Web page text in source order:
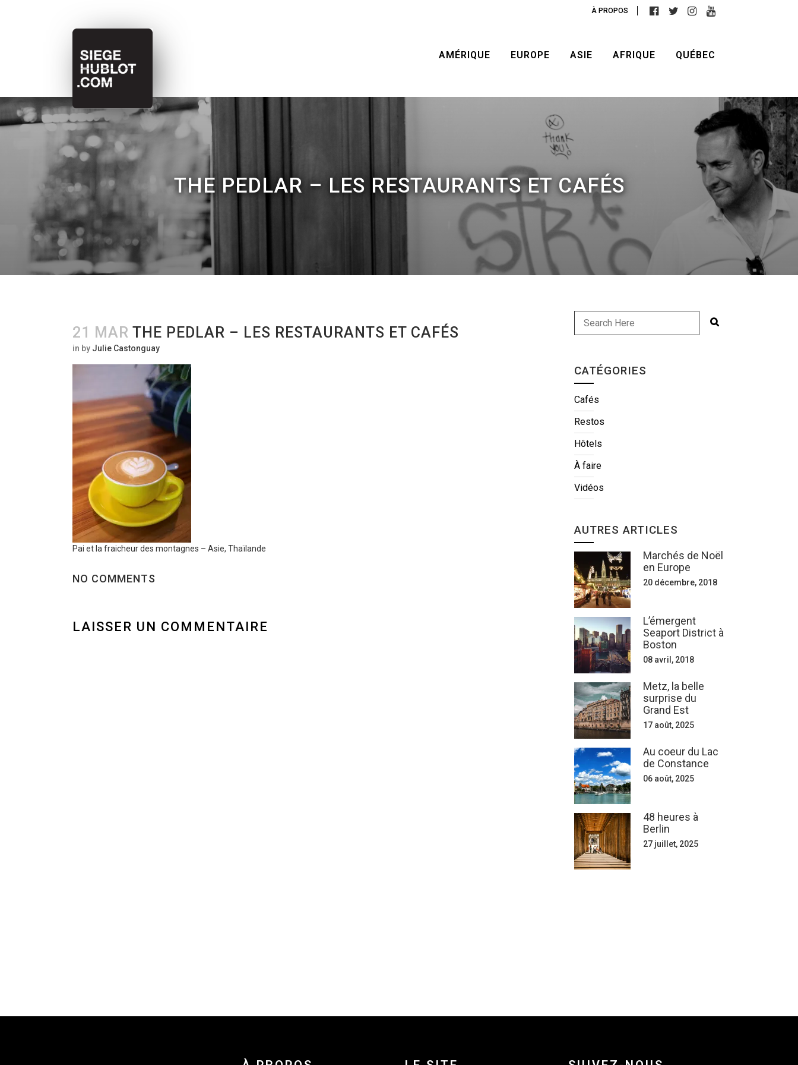
À PROPOS
AMÉRIQUE EUROPE ASIE AFRIQUE QUÉBEC
THE PEDLAR – LES RESTAURANTS ET CAFÉS
21 MAR THE PEDLAR – LES RESTAURANTS ET CAFÉS
in by Julie Castonguay
Pai et la fraicheur des montagnes – Asie, Thaïlande
NO COMMENTS
LAISSER UN COMMENTAIRE
CATÉGORIES
Cafés
Restos
Hôtels
À faire
Vidéos
AUTRES ARTICLES
Marchés de Noël
en Europe
20 décembre, 2018
L’émergent
Seaport District à
Boston
08 avril, 2018
Metz, la belle
surprise du
Grand Est
17 août, 2025
Au coeur du Lac
de Constance
06 août, 2025
48 heures à
Berlin
27 juillet, 2025